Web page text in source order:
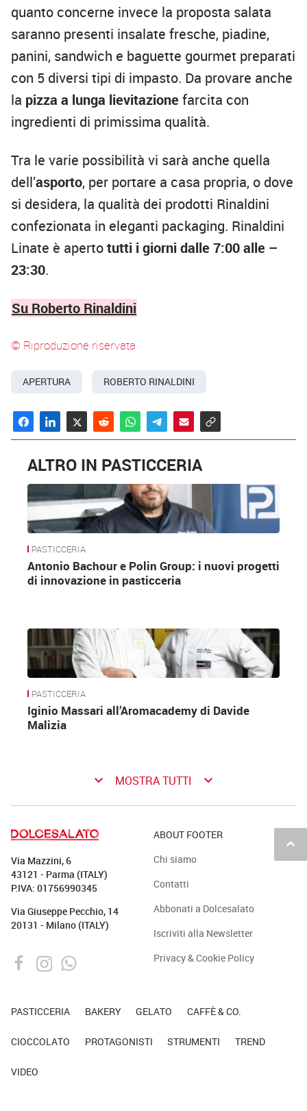
quanto concerne invece la proposta salata
saranno presenti insalate fresche, piadine,
panini, sandwich e baguette gourmet preparati
con 5 diversi tipi di impasto. Da provare anche
la pizza a lunga lievitazione farcita con
ingredienti di primissima qualità.
Tra le varie possibilità vi sarà anche quella
dell’asporto, per portare a casa propria, o dove
si desidera, la qualità dei prodotti Rinaldini
confezionata in eleganti packaging. Rinaldini
Linate è apertotutti i giorni dalle 7:00 alle –
23:30.
Su Roberto Rinaldini
© Riproduzione riservata
APERTURA ROBERTO RINALDINI
ALTRO IN PASTICCERIA
PASTICCERIA
Antonio Bachour e Polin Group: i nuovi progetti
di innovazione in pasticceria
PASTICCERIA
Iginio Massari all’Aromacademy di Davide
Malizia
keyboard_arrow_down MOSTRA TUTTI keyboard_arrow_down
keyboard_arrow_up
Via Mazzini, 6
43121 - Parma (ITALY)
P.IVA: 01756990345
Via Giuseppe Pecchio, 14
20131 - Milano (ITALY)
ABOUT FOOTER
Chi siamo
Contatti
Abbonati a Dolcesalato
Iscriviti alla Newsletter
Privacy & Cookie Policy
PASTICCERIA BAKERY GELATO CAFFÈ & CO.
CIOCCOLATO PROTAGONISTI STRUMENTI TREND
VIDEO